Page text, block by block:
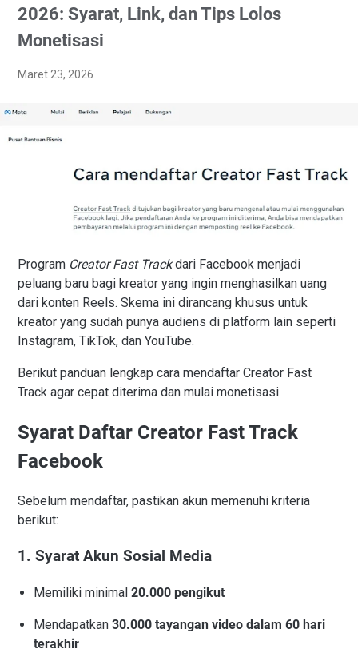
2026: Syarat, Link, dan Tips Lolos
Monetisasi
Maret 23, 2026
Program Creator Fast Trackdari Facebook menjadi
peluang baru bagi kreator yang ingin menghasilkan uang
dari konten Reels. Skema ini dirancang khusus untuk
kreator yang sudah punya audiens di platform lain seperti
Instagram, TikTok, dan YouTube.
Berikut panduan lengkap cara mendaftar Creator Fast
Track agar cepat diterima dan mulai monetisasi.
Syarat Daftar Creator Fast Track
Facebook
Sebelum mendaftar, pastikan akun memenuhi kriteria
berikut:
1. Syarat Akun Sosial Media
Memiliki minimal 20.000 pengikut
Mendapatkan 30.000 tayangan video dalam 60 hari
terakhir